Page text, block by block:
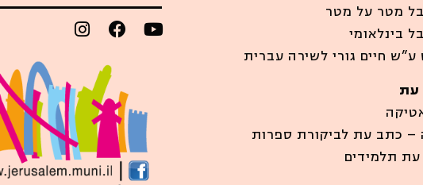
מטר על מטר
בינלאומי
חיים גורי לשירה עברית
עת
– כתב עת לביקורת ספרות
תלמידים